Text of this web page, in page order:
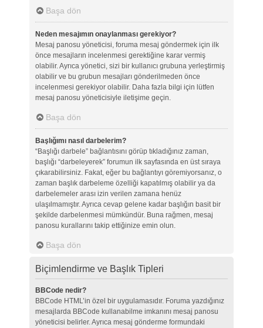
Başa dön
Neden mesajımın onaylanması gerekiyor?
Mesaj panosu yöneticisi, foruma mesaj göndermek için ilk
önce mesajların incelenmesi gerektiğine karar vermiş
olabilir. Ayrıca yönetici, sizi bir kullanıcı grubuna yerleştirmiş
olabilir ve bu grubun mesajları gönderilmeden önce
incelenmesi gerekiyor olabilir. Daha fazla bilgi için lütfen
mesaj panosu yöneticisiyle iletişime geçin.
Başa dön
Başlığımı nasıl darbelerim?
“Başlığı darbele” bağlantısını görüp tıkladığınız zaman,
başlığı “darbeleyerek” forumun ilk sayfasında en üst sıraya
çıkarabilirsiniz. Fakat, eğer bu bağlantıyı göremiyorsanız, o
zaman başlık darbeleme özelliği kapatılmış olabilir ya da
darbelemeler arası izin verilen zamana henüz
ulaşılmamıştır. Ayrıca cevap gelene kadar başlığın basit bir
şekilde darbelenmesi mümkündür. Buna rağmen, mesaj
panosu kurallarını takip ettiğinize emin olun.
Başa dön
Biçimlendirme ve Başlık Tipleri
BBCode nedir?
BBCode HTML’in özel bir uygulamasıdır. Foruma yazdığınız
mesajlarda BBCode kullanabilme imkanını mesaj panosu
yöneticisi belirler. Ayrıca mesaj gönderme formundaki